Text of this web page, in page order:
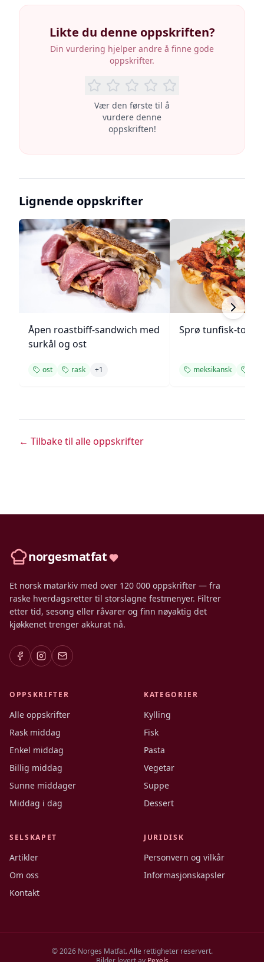
Likte du denne oppskriften?
Din vurdering hjelper andre å finne gode
oppskrifter.
Vær den første til å
vurdere denne
oppskriften!
Lignende oppskrifter
Åpen roastbiff-sandwich med
surkål og ost
ost rask +1
Sprø tunfisk-
meksikansk
← Tilbake til alle oppskrifter
norgesmatfat
Et norsk matarkiv med over 120 000 oppskrifter — fra
raske hverdagsretter til storslagne festmenyer. Filtrer
etter tid, sesong eller råvarer og finn nøyaktig det
kjøkkenet trenger akkurat nå.
OPPSKRIFTER
Alle oppskrifter
Rask middag
Enkel middag
Billig middag
Sunne middager
Middag i dag
KATEGORIER
Kylling
Fisk
Pasta
Vegetar
Suppe
Dessert
SELSKAPET
Artikler
Om oss
Kontakt
JURIDISK
Personvern og vilkår
Informasjonskapsler
©2026Norges Matfat. Alle rettigheter reservert.